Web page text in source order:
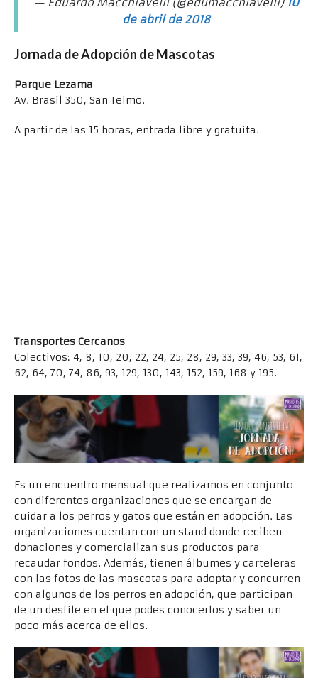
de abril de 2018
Jornada de Adopción de Mascotas
Parque Lezama
Av. Brasil 350, San Telmo.
A partir de las 15 horas, entrada libre y gratuita.
Transportes Cercanos
Colectivos: 4, 8, 10, 20, 22, 24, 25, 28, 29, 33, 39, 46, 53, 61,
62, 64, 70, 74, 86, 93, 129, 130, 143, 152, 159, 168 y 195.
Es un encuentro mensual que realizamos en conjunto
con diferentes organizaciones que se encargan de
cuidar a los perros y gatos que están en adopción. Las
organizaciones cuentan con un stand donde reciben
donaciones y comercializan sus productos para
recaudar fondos. Además, tienen álbumes y carteleras
con las fotos de las mascotas para adoptar y concurren
con algunos de los perros en adopción, que participan
de un desfile en el que podes conocerlos y saber un
poco más acerca de ellos.